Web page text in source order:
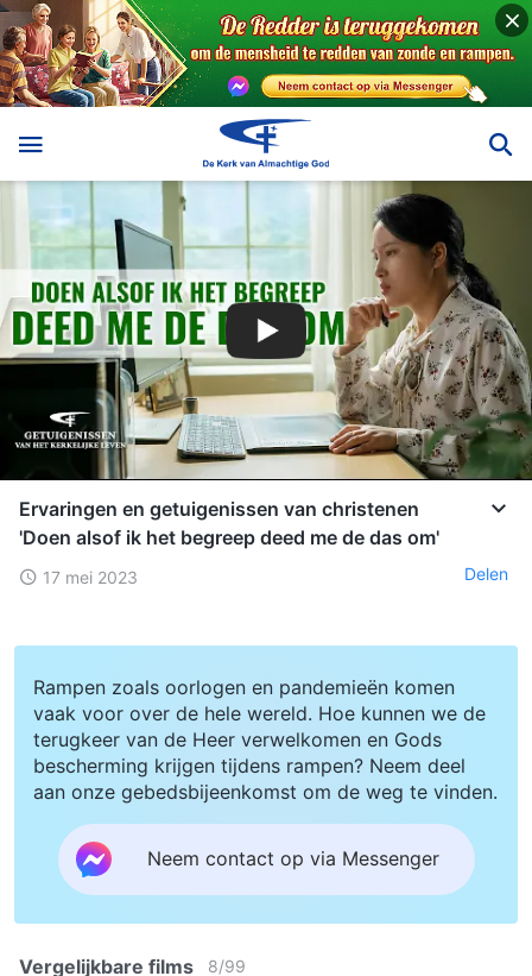
Ervaringen en getuigenissen van christenen
'Doen alsof ik het begreep deed me de das om'
17 mei 2023 Delen
Rampen zoals oorlogen en pandemieën komen
vaak voor over de hele wereld. Hoe kunnen we de
terugkeer van de Heer verwelkomen en Gods
bescherming krijgen tijdens rampen? Neem deel
aan onze gebedsbijeenkomst om de weg te vinden.
Neem contact op via Messenger
Vergelijkbare films 8/99